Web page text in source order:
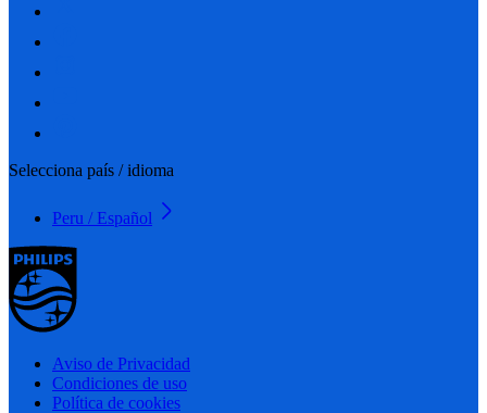
Selecciona país / idioma
Peru / Español
Aviso de Privacidad
Condiciones de uso
Política de cookies